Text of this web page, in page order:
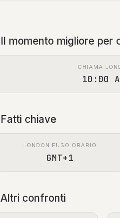
Il momento migliore per
CHIAMA
10:00
Fatti chiave
LONDON FUSO ORARIO
GMT+1
Altri confronti